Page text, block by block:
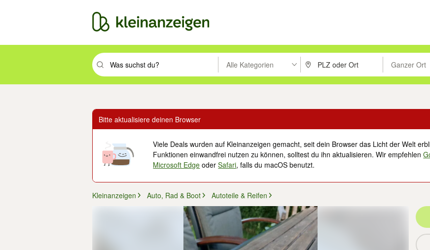
Suchbegriff eingeben. Eingabetaste drücken um zu suchen, oder Vorschläge mit den Pfeiltasten nach oben/
Alle Kategorien PLZ oder Ort eingeben. Eingabetaste
Ganzer Ort
Suche im
Bitte aktualisiere deinen Browser
Viele Deals wurden auf Kleinanzeigen gemacht, seit dein Browser das Licht der Welt
Funktionen einwandfrei nutzen zu können, solltest du ihn aktualisieren. Wir empfehlen
Microsoft Edge oderSafari, falls du macOS benutzt.
Kleinanzeigen Auto, Rad & Boot Autoteile & Reifen